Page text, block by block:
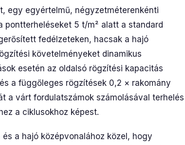
egy egyértelmű, négyzetméterenkénti
5 t/m² alatt a standard
fedélzeteken, hacsak a hajó
követelményeket dinamikus
esetén az oldalsó rögzítési kapacitás
a függőleges rögzítések 0,2 × rakomány
a várt fordulatszámok számolásával terhelés
a ciklusokhoz képest.
a hajó középvonalához közel, hogy